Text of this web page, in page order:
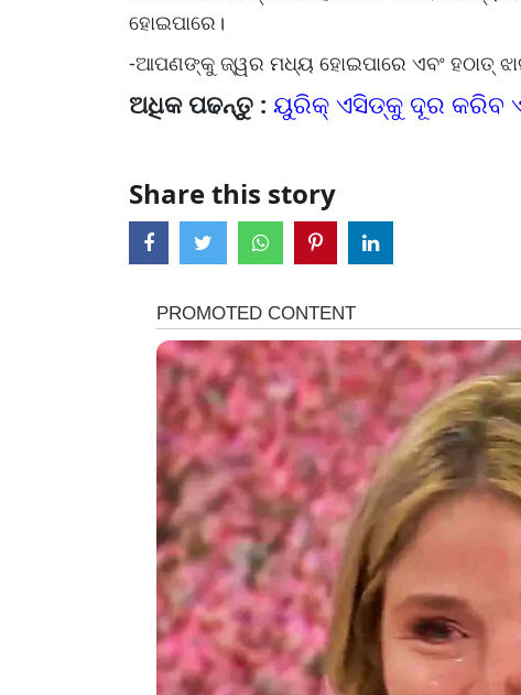
ହୋଇପାରେ।
-ଆପଣଙ୍କୁ ଜ୍ୱର ମଧ୍ୟ ହୋଇପାରେ ଏବଂ ହଠାତ୍ ଝାଳ
ଅଧିକ ପଢନ୍ତୁ : ୟୁରିକ୍ ଏସିଡ୍‌କୁ ଦୂର କରିବ
Share this story